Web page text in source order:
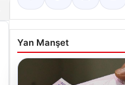
Yan Manşet